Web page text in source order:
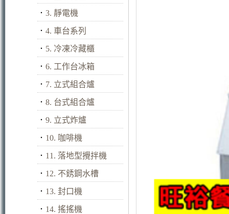
． 3. 靜電機
． 4. 車台系列
． 5. 冷凍冷藏櫃
． 6. 工作台冰箱
． 7. 立式組合爐
． 8. 台式組合爐
． 9. 立式炸爐
． 10. 咖啡機
． 11. 落地型攪拌機
． 12. 不銹鋼水槽
． 13. 封口機
． 14. 搖搖機